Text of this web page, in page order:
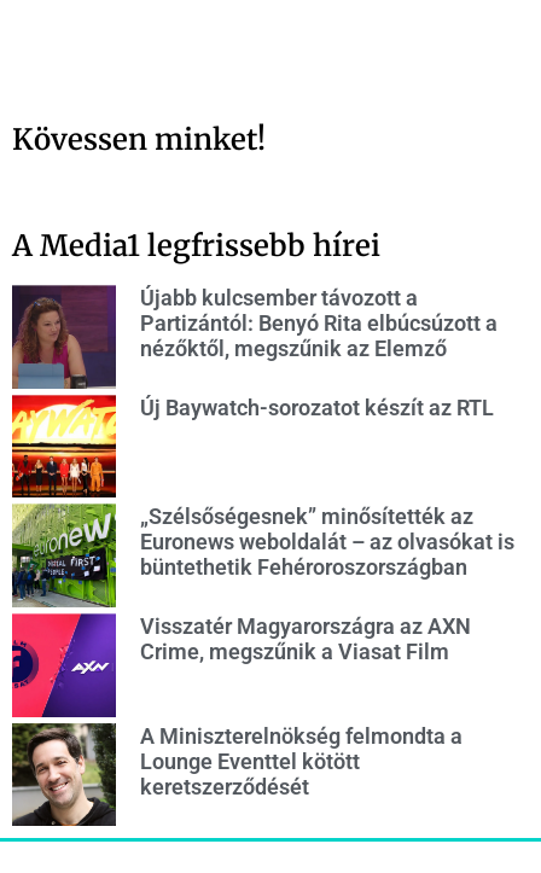
Kövessen minket!
A Media1 legfrissebb hírei
Újabb kulcsember távozott a
Partizántól: Benyó Rita elbúcsúzott a
nézőktől, megszűnik az Elemző
Új Baywatch-sorozatot készít az RTL
„Szélsőségesnek” minősítették az
Euronews weboldalát – az olvasókat is
büntethetik Fehéroroszországban
Visszatér Magyarországra az AXN
Crime, megszűnik a Viasat Film
A Miniszterelnökség felmondta a
Lounge Eventtel kötött
keretszerződését